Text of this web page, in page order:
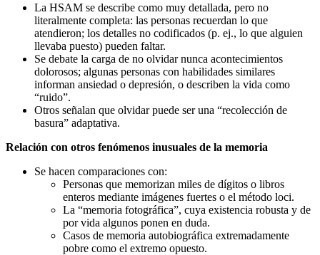
La HSAM se describe como muy detallada, pero no
literalmente completa: las personas recuerdan lo que
atendieron; los detalles no codificados (p. ej., lo que alguien
llevaba puesto) pueden faltar.
Se debate la carga de no olvidar nunca acontecimientos
dolorosos; algunas personas con habilidades similares
informan ansiedad o depresión, o describen la vida como
“ruido”.
Otros señalan que olvidar puede ser una “recolección de
basura” adaptativa.
Relación con otros fenómenos inusuales de la memoria
Se hacen comparaciones con:
Personas que memorizan miles de dígitos o libros
enteros mediante imágenes fuertes o el método loci.
La “memoria fotográfica”, cuya existencia robusta y de
por vida algunos ponen en duda.
Casos de memoria autobiográfica extremadamente
pobre como el extremo opuesto.